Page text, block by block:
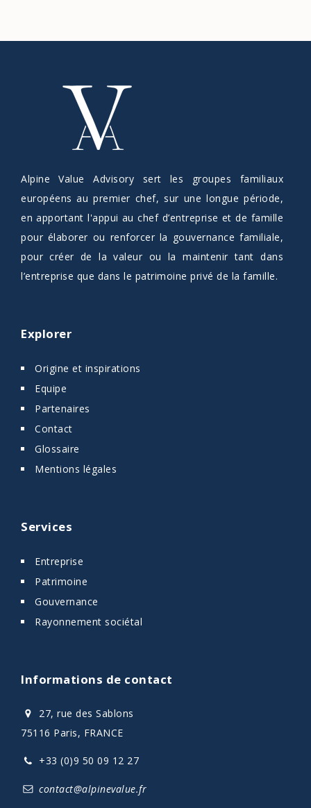
Alpine Value Advisory sert les groupes familiaux
européens au premier chef, sur une longue période,
en apportant l'appui au chef d’entreprise et de famille
pour élaborer ou renforcer la gouvernance familiale,
pour créer de la valeur ou la maintenir tant dans
l’entreprise que dans le patrimoine privé de la famille.
Explorer
Origine et inspirations
Equipe
Partenaires
Contact
Glossaire
Mentions légales
Services
Entreprise
Patrimoine
Gouvernance
Rayonnement sociétal
Informations de contact
27, rue des Sablons
75116 Paris, FRANCE
+33 (0)9 50 09 12 27
contact@alpinevalue.fr